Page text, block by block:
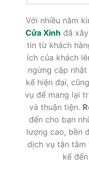
Với nhiều năm
Cửa Xinh đã
tin từ khách
ích của khách
ngừng cập
kế hiện đại,
vụ để mang lại
và thuận tiện.
đến cho bạn
lượng cao, bền
dịch vụ tận
kế